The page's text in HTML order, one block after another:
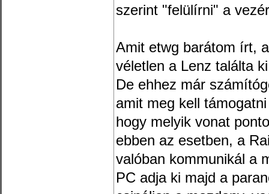
szerint "felülírni" a
Amit etwg barátom írt,
véletlen a Lenz találta
De ehhez már
amit meg kell
hogy melyik vonat
ebben az esetben, a
valóban kommunikál a
PC adja ki majd a